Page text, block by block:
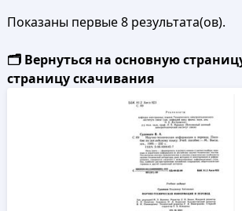
Показаны первые 8 результата(ов).
🗂️ Вернуться на основную
страницу скачивания